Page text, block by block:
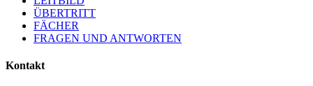
ÜBERTRITT
FÄCHER
FRAGEN UND ANTWORTEN
Kontakt